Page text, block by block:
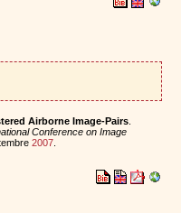
Airborne Image-Pairs.
Conference on Image
2007.